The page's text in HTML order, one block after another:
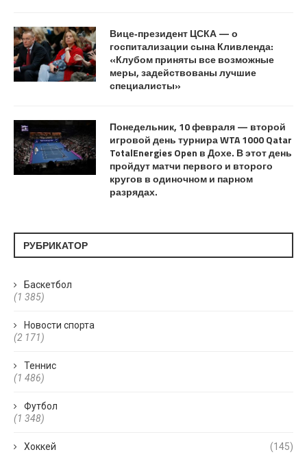
Вице‑президент ЦСКА — о
госпитализации сына Кливленда:
«Клубом приняты все возможные
меры, задействованы лучшие
специалисты»
Понедельник, 10 февраля — второй
игровой день турнира WTA 1000 Qatar
TotalEnergies Open в Дохе. В этот день
пройдут матчи первого и второго
кругов в одиночном и парном
разрядах.
РУБРИКАТОР
Баскетбол
(1 385)
Новости спорта
(2 171)
Теннис
(1 486)
Футбол
(1 348)
Хоккей (145)